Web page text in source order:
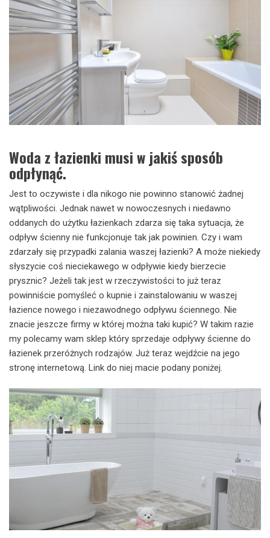
Woda z łazienki musi w jakiś sposób
odpłynąć.
Jest to oczywiste i dla nikogo nie powinno stanowić żadnej
wątpliwości. Jednak nawet w nowoczesnych i niedawno
oddanych do użytku łazienkach zdarza się taka sytuacja, że
odpływ ścienny nie funkcjonuje tak jak powinien. Czy i wam
zdarzały się przypadki zalania waszej łazienki? A może niekiedy
słyszycie coś nieciekawego w odpływie kiedy bierzecie
prysznic? Jeżeli tak jest w rzeczywistości to już teraz
powinniście pomyśleć o kupnie i zainstalowaniu w waszej
łazience nowego i niezawodnego odpływu ściennego. Nie
znacie jeszcze firmy w której można taki kupić? W takim razie
my polecamy wam sklep który sprzedaje odpływy ścienne do
łazienek przeróżnych rodzajów. Już teraz wejdźcie na jego
stronę internetową. Link do niej macie podany poniżej.